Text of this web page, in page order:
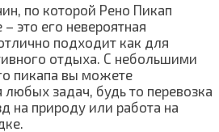
по которой Рено Пикап
это его невероятная
подходит как для
отдыха. С небольшими
пикапа вы можете
любых задач, будь то перевозка
на природу или работа на